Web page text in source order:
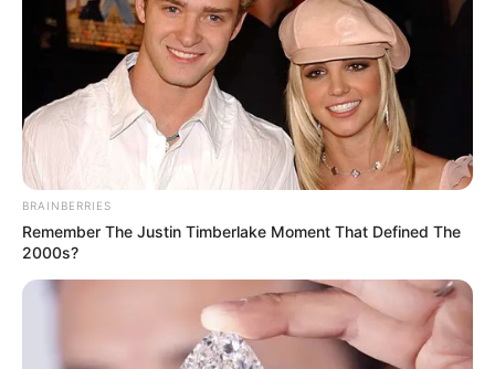
BRAINBERRIES
Remember The Justin Timberlake Moment That Defined The
2000s?